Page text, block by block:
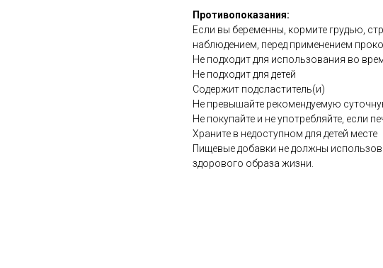
Противопоказания:
Если вы беременны, кормите грудью,
наблюдением, перед применением
Не подходит для использования во
Не подходит для детей
Содержит подсластитель(и)
Не превышайте рекомендуемую
Не покупайте и не употребляйте, если
Храните в недоступном для детей месте
Пищевые добавки не должны
здорового образа жизни.